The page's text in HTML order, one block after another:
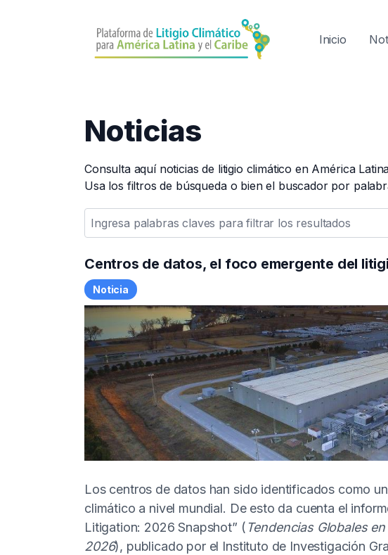
Inicio
Noticias
Consulta aquí noticias de litigio climático en América
Usa los filtros de búsqueda o bien el buscador por
Centros de datos, el foco emergente del
Noticia
Los centros de datos han sido identificados como
climático a nivel mundial. De esto da cuenta el
Litigation: 2026 Snapshot” ( Tendencias Globales
2026), publicado por el Instituto de Investigación